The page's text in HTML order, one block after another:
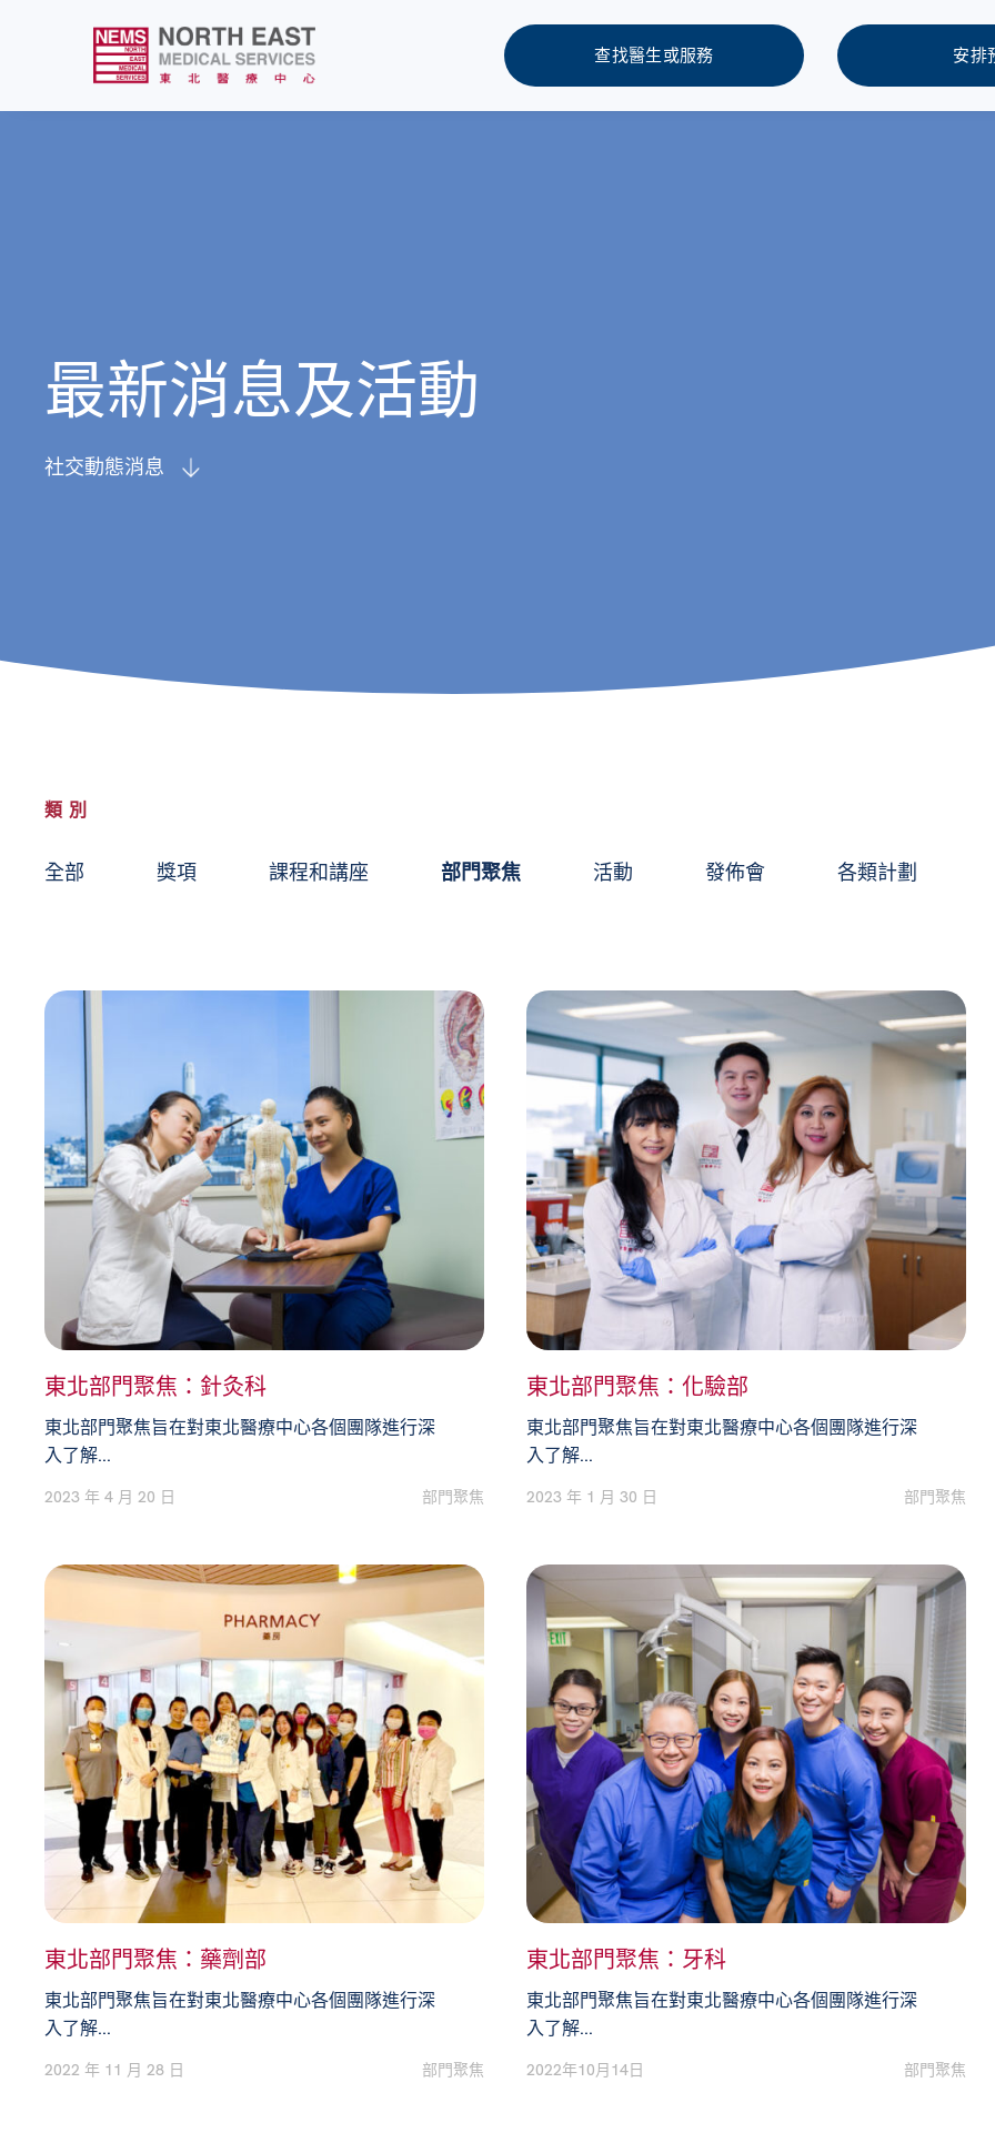
查找醫生或服務 安排
最新消息及活動
社交動態消息
類別
全部 獎項 課程和講座 部門聚焦 活動 發佈會 各類計劃
東北部門聚焦：針灸科
東北部門聚焦旨在對東北醫療中心各個團隊進行深
入了解...
2023 年 4 月 20 日 部門聚焦
東北部門聚焦：化驗部
東北部門聚焦旨在對東北醫療中心各個團隊進行深
入了解...
2023 年 1 月 30 日 部門聚焦
東北部門聚焦：藥劑部
東北部門聚焦旨在對東北醫療中心各個團隊進行深
入了解...
2022 年 11 月 28 日 部門聚焦
東北部門聚焦：牙科
東北部門聚焦旨在對東北醫療中心各個團隊進行深
入了解...
2022年10月14日 部門聚焦